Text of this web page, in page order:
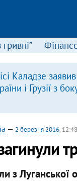
Каладзе
і Грузії з
— 2 березня 2016, 12:48
з Луганської